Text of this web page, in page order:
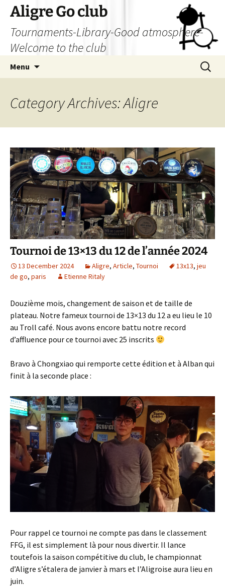
Skip
content
Aligre Go club
Tournaments-Library-Good atmosphere-
Welcome to the club
Menu
Search
for:
Category Archives: Aligre
Tournoi de 13×13 du 12 de l’année 2024
13 December 2024 Aligre, Article, Tournoi 13x13, jeu
de go, paris Etienne Ritaly
Douzième mois, changement de saison et de taille de
plateau. Notre fameux tournoi de 13×13 du 12 a eu lieu le 10
au Troll café. Nous avons encore battu notre record
d’affluence pour ce tournoi avec 25 inscrits
Bravo à Chongxiao qui remporte cette édition et à Alban qui
finit à la seconde place :
Pour rappel ce tournoi ne compte pas dans le classement
FFG, il est simplement là pour nous divertir. Il lance
toutefois la saison compétitive du club, le championnat
d’Aligre s’étalera de janvier à mars et l’Aligroise aura lieu en
juin.